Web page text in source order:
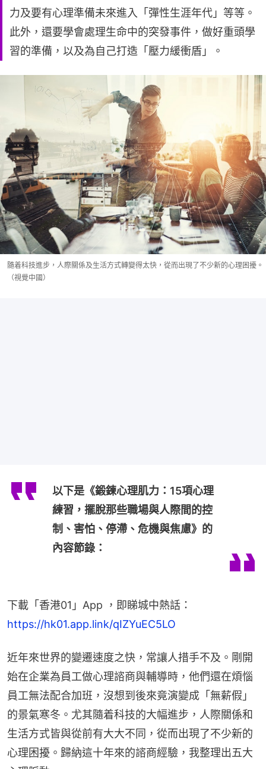
力及要有心理準備未來進入「彈性生涯年代」等等。
此外，還要學會處理生命中的突發事件，做好重頭學
習的準備，以及為自己打造「壓力緩衝盾」。
隨着科技進步，人際關係及生活方式轉變得太快，從而出現了不少新的心理困擾。
（視覺中國）
以下是《鍛鍊心理肌力：15項心理
練習，擺脫那些職場與人際間的控
制、害怕、停滯、危機與焦慮》的
內容節錄：
下載「香港01」App ，即睇城中熱話：
https://hk01.app.link/qIZYuEC5LO
近年來世界的變遷速度之快，常讓人措手不及。剛開
始在企業為員工做心理諮商與輔導時，他們還在煩惱
員工無法配合加班，沒想到後來竟演變成「無薪假」
的景氣寒冬。尤其隨着科技的大幅進步，人際關係和
生活方式皆與從前有大大不同，從而出現了不少新的
心理困擾。歸納這十年來的諮商經驗，我整理出五大